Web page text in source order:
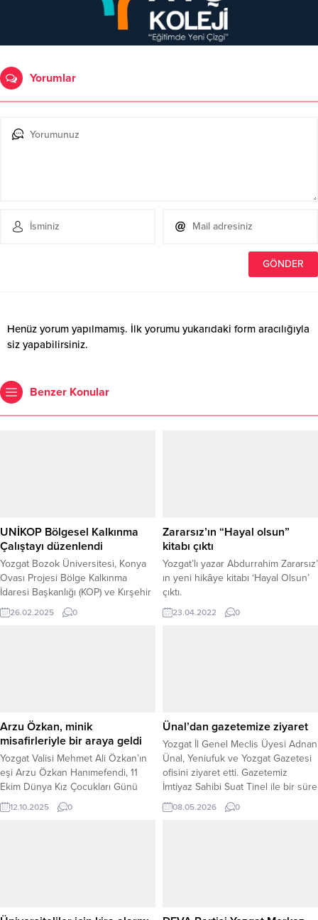
Yorumlar
Henüz yorum yapılmamış. İlk yorumu yukarıdaki form aracılığıyla
siz yapabilirsiniz.
Benzer Konular
UNİKOP Bölgesel Kalkınma
Çalıştayı düzenlendi
Yozgat Bozok Üniversitesi, Konya
Ovası Projesi Bölge Kalkınma
İdaresi Başkanlığı (KOP) ve Kırşehir
Ahi Evran Üniversitesi iş birliğinde
düzenlenen UNIKOP (KOP Bölgesel
Üniversite Erdoğan Akdağ Kongre
ve Kültür Merkezi’nde...
26.02.2025 0
Zararsız’ın “Hayal olsun”
kitabı çıktı
Yozgat’lı yazar Abdurrahim Zararsız’
ın yeni hikâye kitabı ‘Hayal Olsun’
çıktı.
23.04.2022 0
Arzu Özkan, minik
misafirleriyle bir araya geldi
Yozgat Valisi Mehmet Ali Özkan’ın
eşi Arzu Özkan Hanımefendi, 11
Ekim Dünya Kız Çocukları Günü
dolayısıyla Çocuk Evlerinde kalan
kız çocuklarını ağırladı. Polis Evi
Hanımefendi, etkinlik...
12.10.2025 0
Ünal’dan gazetemize ziyaret
Yozgat İl Genel Meclis Üyesi Adnan
Ünal, Yeniufuk ve Yozgat Gazetesi
ofisini ziyaret etti. Gazetemiz
İmtiyaz Sahibi Suat Tinel ile bir süre
sohbet eden Ünal, Yozgat’ın
gündemi, yerel yönetim çalışmaları
08.05.2026 0